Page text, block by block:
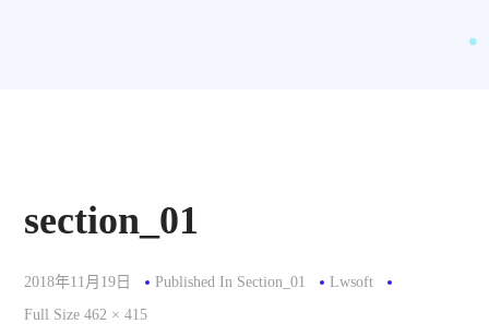
section_01
2018年11月19日 Published In Section_01
Lwsoft
Full
Full Size 462 × 415